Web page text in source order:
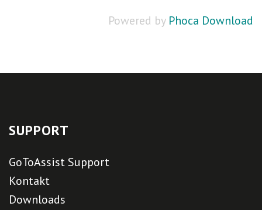
Powered by Phoca Download
SUPPORT
GoToAssist Support
Kontakt
Downloads